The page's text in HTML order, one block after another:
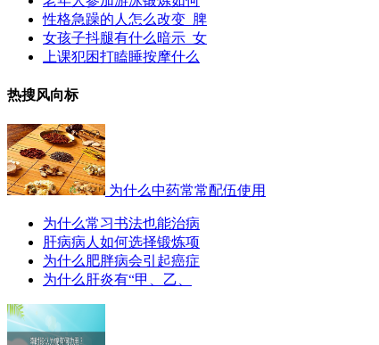
性格急躁的人怎么改变_脾
女孩子抖腿有什么暗示_女
上课犯困打瞌睡按摩什么
热搜风向标
为什么中药常常配伍使用
为什么常习书法也能治病
肝病病人如何选择锻炼项
为什么肥胖病会引起癌症
为什么肝炎有“甲、乙、